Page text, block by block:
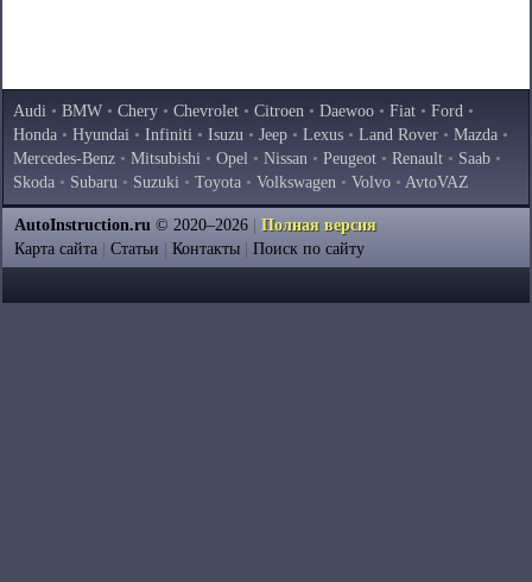
Audi • BMW • Chery • Chevrolet • Citroen • Daewoo • Fiat • Ford •
Honda • Hyundai • Infiniti • Isuzu • Jeep • Lexus • Land Rover • Mazda •
Mercedes-Benz • Mitsubishi • Opel • Nissan • Peugeot • Renault • Saab •
Skoda • Subaru • Suzuki • Toyota • Volkswagen • Volvo • AvtoVAZ
AutoInstruction.ru © 2020–2026
Полная версия
Карта сайта
Статьи Контакты Поиск по сайту